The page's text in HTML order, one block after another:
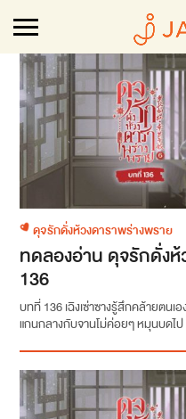
ดุจรักดั่งห้วงดาราพร่างพราย
ทดลองอ่าน ดุจรักดั่ง
136
บทที่ 136 เฉิงเซ่าซางรู้สึกคล้ายตน
แกนกลางกับจานโม่ค่อยๆ หมุนบดไ